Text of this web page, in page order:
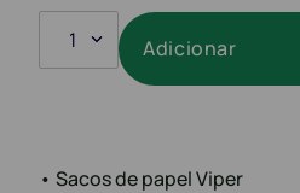
1 Adicionar
• Sacos de papel Viper